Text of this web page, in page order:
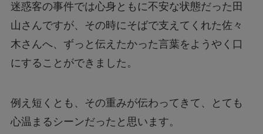
迷惑客の事件では心身ともに不安な状態だった田
山さんですが、その時にそばで支えてくれた佐々
木さんへ、ずっと伝えたかった言葉をようやく口
にすることができました。
例え短くとも、その重みが伝わってきて、とても
心温まるシーンだったと思います。